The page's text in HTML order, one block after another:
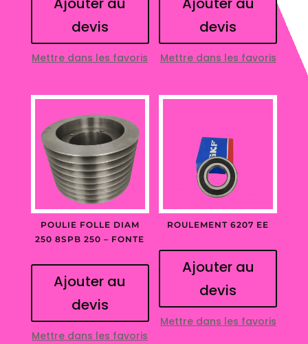
devis
Mettre dans les favoris
devis
Mettre dans les favoris
POULIE FOLLE DIAM
250 8SPB 250 – FONTE
Ajouter au
devis
Mettre dans les favoris
ROULEMENT 6207 EE
Ajouter au
devis
Mettre dans les favoris